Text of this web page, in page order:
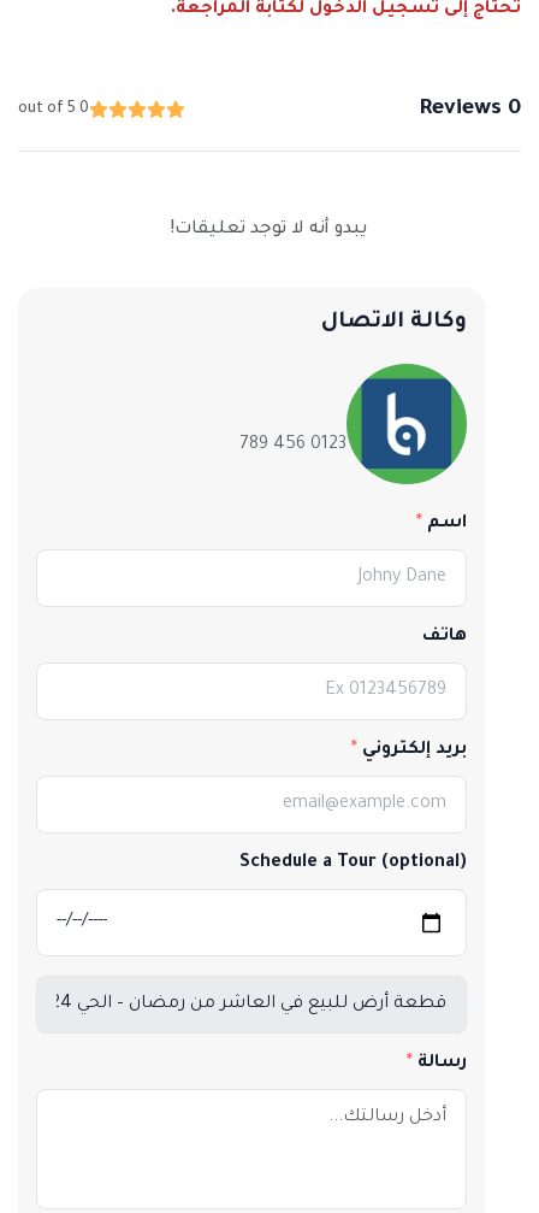
تحتاج إلى تسجيل الدخول لكتابة المراجعة.
0 Reviews
0 out of 5
يبدو أنه لا توجد تعليقات!
وكالة الاتصال
0123 456 789
اسم
هاتف
بريد إلكتروني
Schedule a Tour (optional)
رسالة